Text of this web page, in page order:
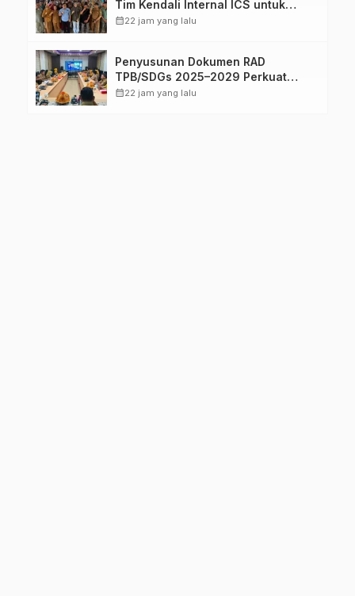
Tim Kendali Internal ICS untuk
Dukung Sertifikasi ISPO Pekebun di
calendar_month22 jam yang lalu
Penyusunan Dokumen RAD
TPB/SDGs 2025–2029 Perkuat
Arah Pembangunan Berkelanjutan
calendar_month22 jam yang lalu